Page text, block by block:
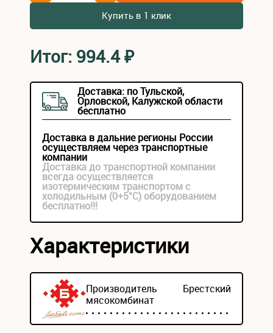
Купить в 1 клик
Итог: 994.4₽
Доставка: по Тульской,
Орловской, Калужской области
бесплатно
Доставка в дальние регионы России
осуществляем через транспортные
компании
Доставка до транспортной компании
всегда осуществляется
изотермическим транспортом с
холодильным (0+5°С) оборудованием
бесплатно!!!
Характеристики
Производитель Брестский
мясокомбинат